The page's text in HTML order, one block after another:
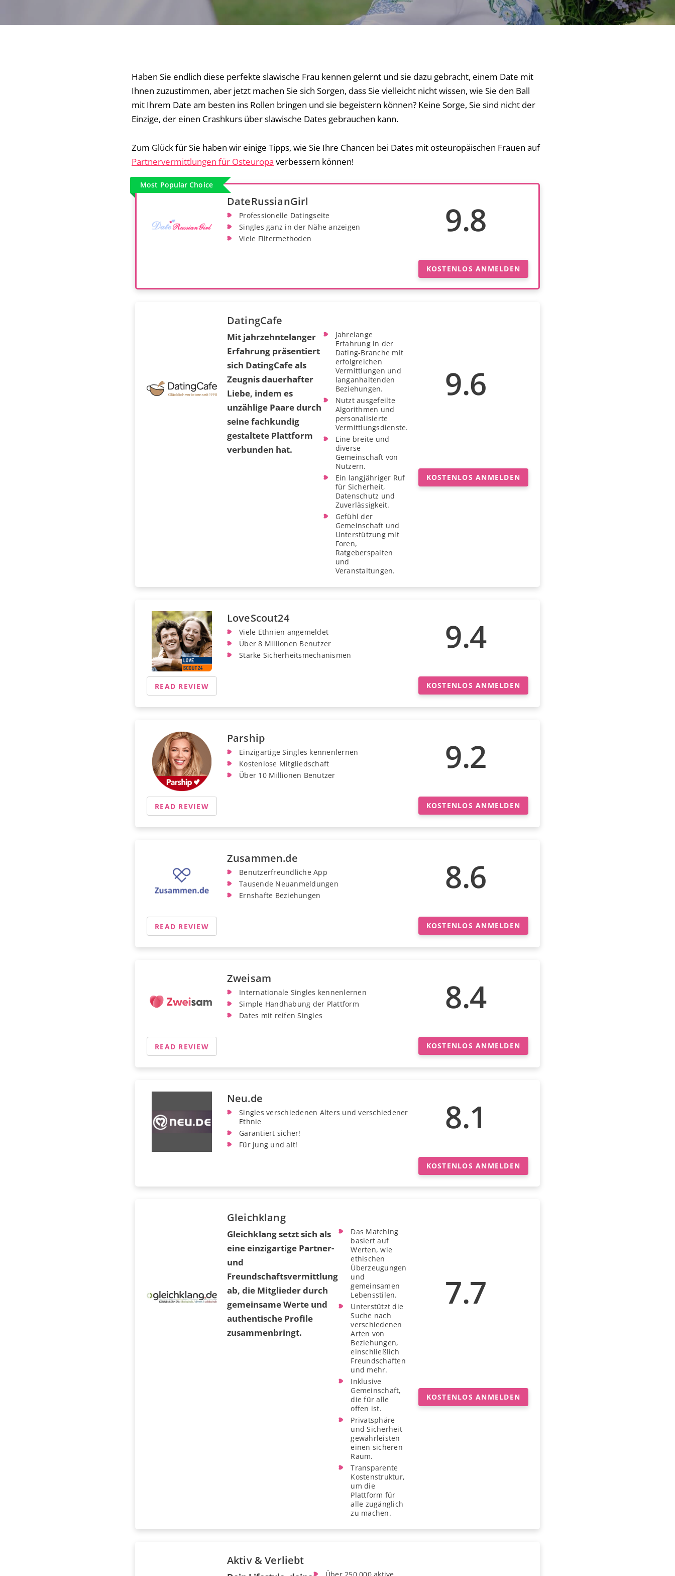
Haben Sie endlich diese perfekte slawische Frau kennen gelernt und sie dazu gebracht, einem Date mit
Ihnen zuzustimmen, aber jetzt machen Sie sich Sorgen, dass Sie vielleicht nicht wissen, wie Sie den Ball
mit Ihrem Date am besten ins Rollen bringen und sie begeistern können? Keine Sorge, Sie sind nicht der
Einzige, der einen Crashkurs über slawische Dates gebrauchen kann.
Zum Glück für Sie haben wir einige Tipps, wie Sie Ihre Chancen bei Dates mit osteuropäischen Frauen auf
Partnervermittlungen für Osteuropa verbessern können!
Most Popular Choice
9.8
DateRussianGirl
Professionelle Datingseite
Singles ganz in der Nähe anzeigen
Viele Filtermethoden
KOSTENLOS ANMELDEN
9.6
DatingCafe
Mit jahrzehntelanger
Erfahrung präsentiert
sich DatingCafe als
Zeugnis dauerhafter
Liebe, indem es
unzählige Paare durch
seine fachkundig
gestaltete Plattform
verbunden hat.
Jahrelange
Erfahrung in der
Dating-Branche mit
erfolgreichen
Vermittlungen und
langanhaltenden
Beziehungen.
Nutzt ausgefeilte
Algorithmen und
personalisierte
Vermittlungsdienste.
Eine breite und
diverse
Gemeinschaft von
Nutzern.
Ein langjähriger Ruf
für Sicherheit,
Datenschutz und
Zuverlässigkeit.
Gefühl der
Gemeinschaft und
Unterstützung mit
Foren,
Ratgeberspalten
und
Veranstaltungen.
KOSTENLOS ANMELDEN
9.4
LoveScout24
Viele Ethnien angemeldet
Über 8 Millionen Benutzer
Starke Sicherheitsmechanismen
READ REVIEW KOSTENLOS ANMELDEN
9.2
Parship
Einzigartige Singles kennenlernen
Kostenlose Mitgliedschaft
Über 10 Millionen Benutzer
READ REVIEW KOSTENLOS ANMELDEN
8.6
Zusammen.de
Benutzerfreundliche App
Tausende Neuanmeldungen
Ernshafte Beziehungen
READ REVIEW KOSTENLOS ANMELDEN
8.4
Zweisam
Internationale Singles kennenlernen
Simple Handhabung der Plattform
Dates mit reifen Singles
READ REVIEW KOSTENLOS ANMELDEN
8.1
Neu.de
Singles verschiedenen Alters und verschiedener
Ethnie
Garantiert sicher!
Für jung und alt!
KOSTENLOS ANMELDEN
7.7
Gleichklang
Gleichklang setzt sich als
eine einzigartige Partner-
und
Freundschaftsvermittlung
ab, die Mitglieder durch
gemeinsame Werte und
authentische Profile
zusammenbringt.
Das Matching
basiert auf
Werten, wie
ethischen
Überzeugungen
und
gemeinsamen
Lebensstilen.
Unterstützt die
Suche nach
verschiedenen
Arten von
Beziehungen,
einschließlich
Freundschaften
und mehr.
Inklusive
Gemeinschaft,
die für alle
offen ist.
Privatsphäre
und Sicherheit
gewährleisten
einen sicheren
Raum.
Transparente
Kostenstruktur,
um die
Plattform für
alle zugänglich
zu machen.
KOSTENLOS ANMELDEN
Aktiv & Verliebt